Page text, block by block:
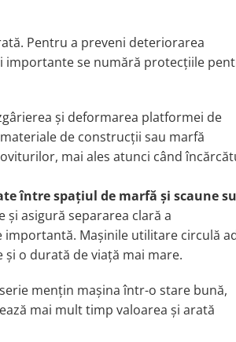
Pentru a preveni deteriorarea
importante se numără protecţiile
şi deformarea platformei de
de construcţii sau marfă
mai ales atunci când
între spaţiul de marfă şi scaune
şi asigură separarea clară a
Maşinile utilitare circulă
o durată de viaţă mai mare.
menţin maşina într-o stare bună,
mai mult timp valoarea şi arată